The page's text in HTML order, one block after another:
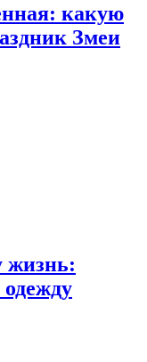
какую
Змеи
жизнь: